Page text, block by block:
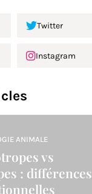
Twitter
Instagram
ANIMALE
vs
: différences